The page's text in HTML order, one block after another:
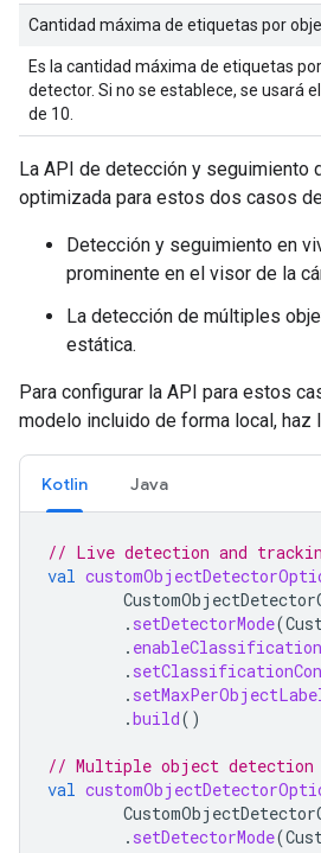
Cantidad máxima de etiquetas por
Es la cantidad máxima de etiquetas
detector. Si no se establece, se usará
de 10.
La API de detección y seguimiento
optimizada para estos dos casos
Detección y seguimiento en
prominente en el visor de la
La detección de múltiples
estática.
Para configurar la API para estos
modelo incluido de forma local, haz
Kotlin Java
// Live detection and
val
. setDetectorMode(
. enableClassification
.
.
.build()
// Multiple object detection
val
. setDetectorMode(